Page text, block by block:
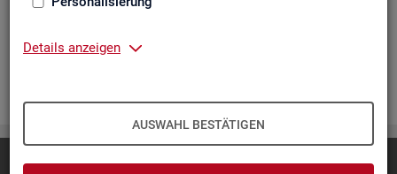
Details anzeigen
AUSWAHL BESTÄTIGEN
an­de­re Neu­ig­kei­ten aus der Sta­tis­tik.
Die­ser Ser­vice ist selbst­ver­ständ­lich kos­ten­los.